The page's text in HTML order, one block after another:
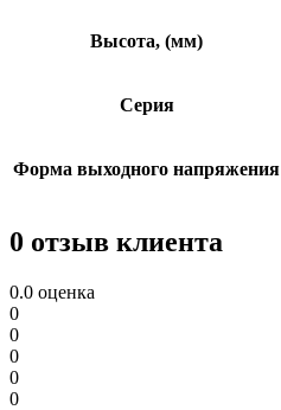
Высота, (мм)
Серия
Форма выходного напряжения
0 отзыв клиента
0.0 оценка
0
0
0
0
0